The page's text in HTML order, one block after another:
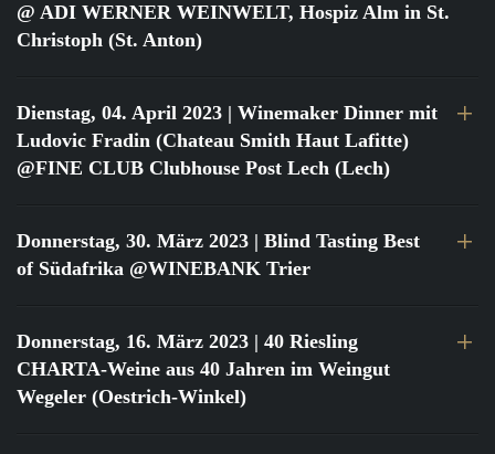
@ ADI WERNER WEINWELT, Hospiz Alm in St.
Christoph (St. Anton)
Dienstag, 04. April 2023 | Winemaker Dinner mit
Ludovic Fradin (Chateau Smith Haut Lafitte)
@FINE CLUB Clubhouse Post Lech (Lech)
Donnerstag, 30. März 2023 | Blind Tasting Best
of Südafrika @WINEBANK Trier
Donnerstag, 16. März 2023 | 40 Riesling
CHARTA-Weine aus 40 Jahren im Weingut
Wegeler (Oestrich-Winkel)